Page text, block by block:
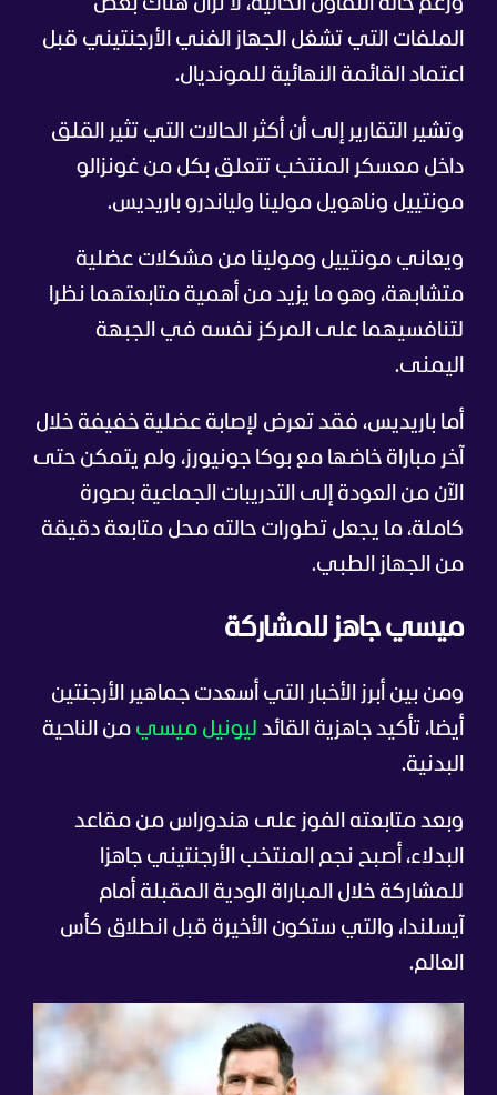
ورغم حالة التفاؤل الحالية، لا تزال هناك بعض
الملفات التي تشغل الجهاز الفني الأرجنتيني قبل
اعتماد القائمة النهائية للمونديال.
وتشير التقارير إلى أن أكثر الحالات التي تثير القلق
داخل معسكر المنتخب تتعلق بكل من غونزالو
مونتييل وناهويل مولينا ولياندرو باريديس.
ويعاني مونتييل ومولينا من مشكلات عضلية
متشابهة، وهو ما يزيد من أهمية متابعتهما نظرا
لتنافسيهما على المركز نفسه في الجبهة
اليمنى.
أما باريديس، فقد تعرض لإصابة عضلية خفيفة خلال
آخر مباراة خاضها مع بوكا جونيورز، ولم يتمكن حتى
الآن من العودة إلى التدريبات الجماعية بصورة
كاملة، ما يجعل تطورات حالته محل متابعة دقيقة
من الجهاز الطبي.
ميسي جاهز للمشاركة
ومن بين أبرز الأخبار التي أسعدت جماهير الأرجنتين
أيضا، تأكيد جاهزية القائد ليونيل ميسي من الناحية
البدنية.
وبعد متابعته الفوز على هندوراس من مقاعد
البدلاء، أصبح نجم المنتخب الأرجنتيني جاهزا
للمشاركة خلال المباراة الودية المقبلة أمام
آيسلندا، والتي ستكون الأخيرة قبل انطلاق كأس
العالم.